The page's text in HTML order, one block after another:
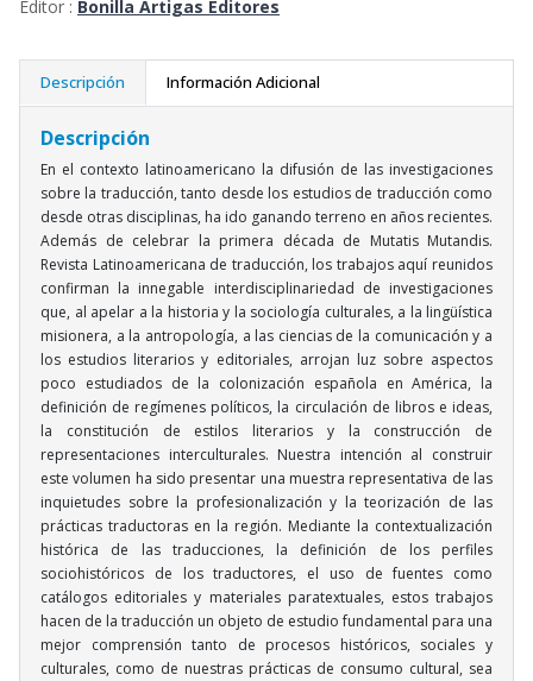
Editor : Bonilla Artigas Editores
Descripción Información Adicional
Descripción
En el contexto latinoamericano la difusión de las investigaciones
sobre la traducción, tanto desde los estudios de traducción como
desde otras disciplinas, ha ido ganando terreno en años recientes.
Además de celebrar la primera década de Mutatis Mutandis.
Revista Latinoamericana de traducción, los trabajos aquí reunidos
confirman la innegable interdisciplinariedad de investigaciones
que, al apelar a la historia y la sociología culturales, a la lingüística
misionera, a la antropología, a las ciencias de la comunicación y a
los estudios literarios y editoriales, arrojan luz sobre aspectos
poco estudiados de la colonización española en América, la
definición de regímenes políticos, la circulación de libros e ideas,
la constitución de estilos literarios y la construcción de
representaciones interculturales. Nuestra intención al construir
este volumen ha sido presentar una muestra representativa de las
inquietudes sobre la profesionalización y la teorización de las
prácticas traductoras en la región. Mediante la contextualización
histórica de las traducciones, la definición de los perfiles
sociohistóricos de los traductores, el uso de fuentes como
catálogos editoriales y materiales paratextuales, estos trabajos
hacen de la traducción un objeto de estudio fundamental para una
mejor comprensión tanto de procesos históricos, sociales y
culturales, como de nuestras prácticas de consumo cultural, sea